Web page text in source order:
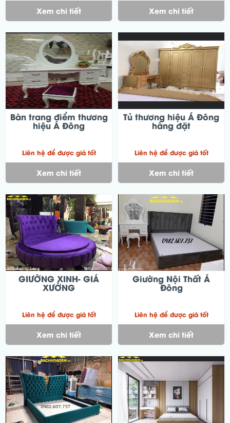
Xem chi tiết Xem chi tiết
Bàn trang điểm thương
hiệu Á Đông
Liên hệ để được giá tốt
Xem chi tiết
Tủ thương hiệu Á Đông
hàng đặt
Liên hệ để được giá tốt
Xem chi tiết
GIƯỜNG XINH- GIÁ
XƯỞNG
Liên hệ để được giá tốt
Xem chi tiết
Giường Nội Thất Á
Đông
Liên hệ để được giá tốt
Xem chi tiết